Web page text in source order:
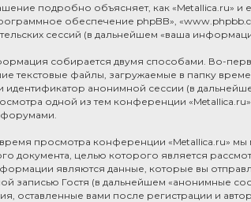
подробно объясняет, как «Metallica.ru» и
обеспечение phpBB»,
сессий (в дальнейшем «ваша
собирается двумя способами. Во-
текстовые файлы, загружаемые в папку
и идентификатор анонимной сессии (в
одной из тем конференции
просмотра конференции «Metallica.ru»
документа, целью которого является
являются данные, которые вы
записью Гостя (в дальнейшем «анонимные
оставленные вами после регистрации и